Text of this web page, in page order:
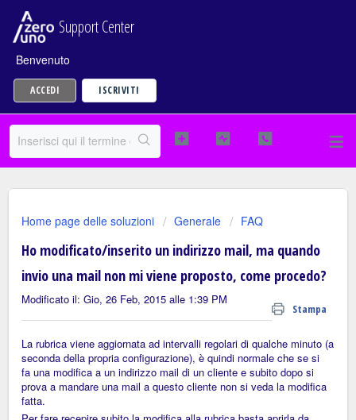
Support Center
Benvenuto
ACCEDI ISCRIVITI
Home page delle soluzioni Generale FAQ
Ho modificato/inserito un indirizzo mail, ma quando
invio una mail non mi viene proposto, come procedo?
Stampa
Modificato il: Gio, 26 Feb, 2015 alle 1:39 PM
La rubrica viene aggiornata ad intervalli regolari di qualche minuto (a
seconda della propria configurazione), è quindi normale che se si
fa una modifica a un indirizzo mail di un cliente e subito dopo si
prova a mandare una mail a questo cliente non si veda la modifica
fatta.